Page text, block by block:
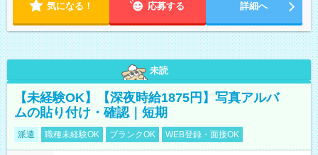
気になる！ 応募する 詳細へ
未読
【未経験OK】【深夜時給1875円】写真アルバ
ムの貼り付け・確認｜短期
派遣 職種未経験OK ブランクOK WEB登録・面接OK